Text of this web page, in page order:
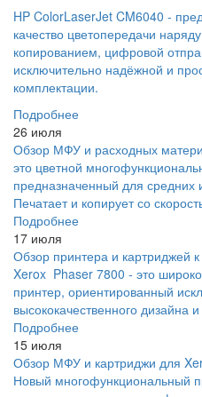
HP ColorLaserJet CM6040 -
качество цветопередачи
копированием, цифровой
исключительно надёжной и
комплектации.
Подробнее
26 июля
Обзор МФУ и расходных
это цветной
предназначенный для средних
Печатает и копирует со
Подробнее
17 июля
Обзор принтера и картриджей
Xerox Phaser 7800 - это
принтер, ориентированный
высококачественного дизайна
Подробнее
15 июля
Обзор МФУ и картриджи для
Новый многофункциональный